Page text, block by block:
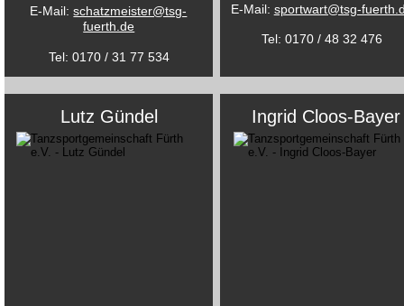
E-Mail: schatzmeister@tsg-
fuerth.de
Tel: 0170 / 31 77 534
E-Mail: sportwart@tsg-
Tel: 0170 / 48 32 476
Lutz Gündel Ingrid Cloos-Bayer